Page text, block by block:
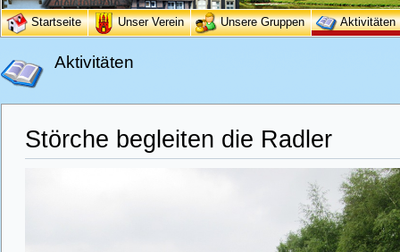
Startseite Unser Verein Unsere Gruppen Aktivitäten
Aktivitäten
Störche begleiten die Radler